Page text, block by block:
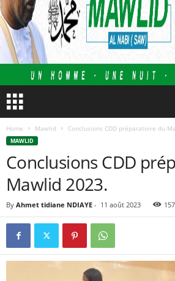
Home Mawlid Conclusions CDD préparatoire du
MAWLID
Conclusions CDD
Mawlid 2023.
By Ahmet tidiane NDIAYE - 11 août 2023